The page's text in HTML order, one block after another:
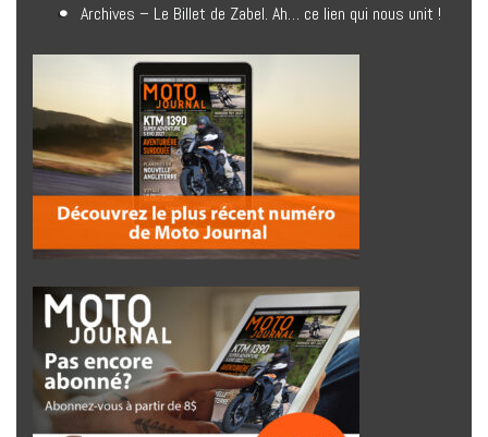
Archives – Le Billet de Zabel. Ah… ce lien qui nous unit !